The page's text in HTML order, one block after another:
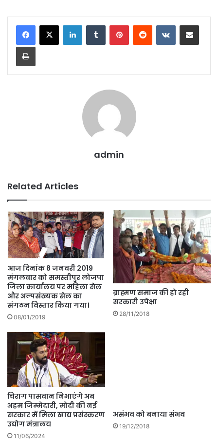
c
e
b
o
itt
er
at
s
s
er
ai ar
e
LinkedInTumblr PinterestReddit VKontakteShare via Email
Print
admin
Related Articles
आज दिनांक 8 जनवरी 2019
मंगलवार को समस्तीपुर लोजपा
जिला कार्यालय पर महिला सेल
और अल्पसंख्यक सेल का
संगठन विस्तार किया गया।
08/01/2019
ब्राह्मण समाज की हो रही
सरकारी उपेक्षा
28/11/2018
चिराग पासवान निभाएंगे अब
अहम जिम्मेदारी, मोदी की नई
सरकार में मिला खाद्य प्रसंस्करण
उद्योग मंत्रालय
11/06/2024
असंभव को बनाया संभव
19/12/2018